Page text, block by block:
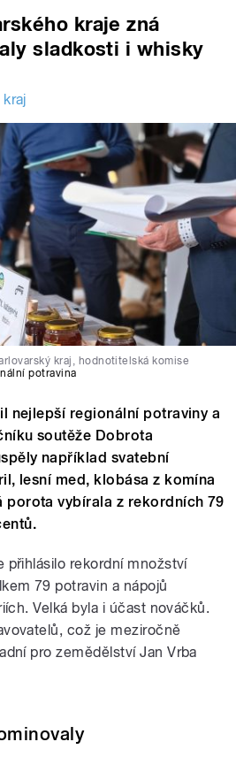
kraje zná
sladkosti i whisky
kraj, hodnotitelská komise
potravina
nejlepší regionální potraviny a
soutěže Dobrota
například svatební
lesní med, klobása z komína
porota vybírala z rekordních 79
přihlásilo rekordní množství
79 potravin a nápojů
Velká byla i účast nováčků.
což je meziročně
pro zemědělství Jan Vrba